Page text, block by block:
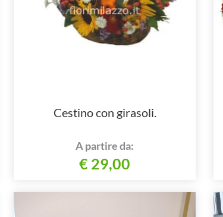
Cestino con girasoli.
A partire da:
€ 29,00